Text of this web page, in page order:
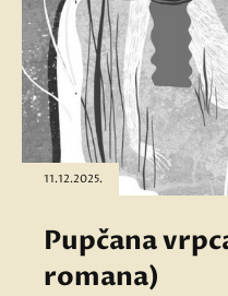
11.12.2025.
Pupčana
romana)